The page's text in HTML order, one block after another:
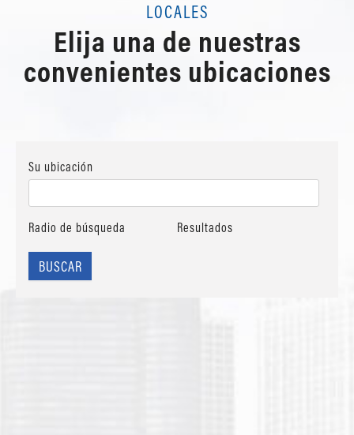
LOCALES
Elija una de nuestras
convenientes ubicaciones
Su ubicación
Radio de búsqueda Resultados